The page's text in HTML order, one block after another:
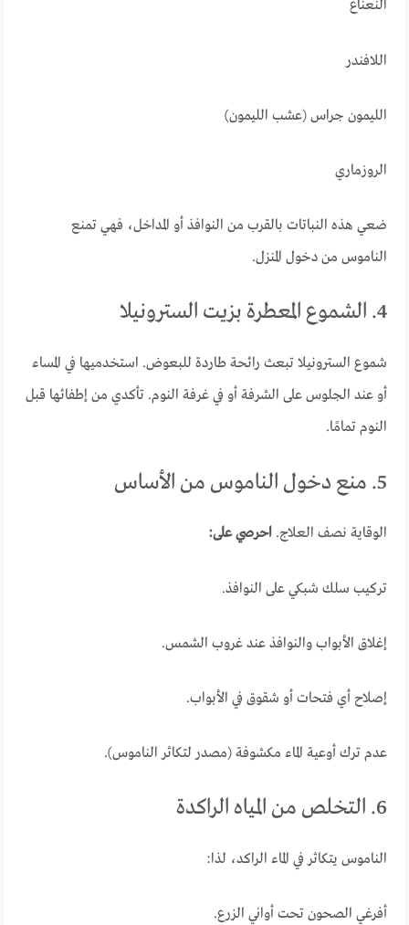
النعناع
اللافندر
الليمون جراس (عشب الليمون)
الروزماري
ضعي هذه النباتات بالقرب من النوافذ أو المداخل، فهي تمنع
الناموس من دخول المنزل.
4. الشموع المعطرة بزيت السترونيلا
شموع السترونيلا تبعث رائحة طاردة للبعوض. استخدميها في المساء
أو عند الجلوس على الشرفة أو في غرفة النوم. تأكدي من إطفائها قبل
النوم تمامًا.
5. منع دخول الناموس من الأساس
الوقاية نصف العلاج. احرصي على:
تركيب سلك شبكي على النوافذ.
إغلاق الأبواب والنوافذ عند غروب الشمس.
إصلاح أي فتحات أو شقوق في الأبواب.
عدم ترك أوعية الماء مكشوفة (مصدر لتكاثر الناموس).
6. التخلص من المياه الراكدة
الناموس يتكاثر في الماء الراكد، لذا:
أفرغي الصحون تحت أواني الزرع.